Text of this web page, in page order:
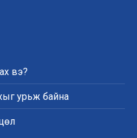
вэ?
урьж байна